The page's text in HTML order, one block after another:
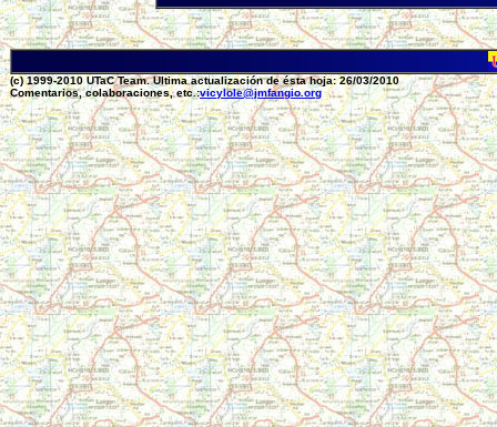
(c) 1999-2010 UTaC Team. Ultima actualización de ésta hoja: 26/03/2010
Comentarios, colaboraciones, etc.:vicylole@jmfangio.org